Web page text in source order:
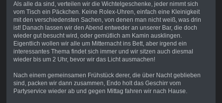
Als alle da sind, verteilen wir die Wichtelgeschenke, jeder nimmt sich
vom Tisch ein Päckchen. Keine Rolex-Uhren, einfach eine Kleinigkeit
mit den verschiedensten Sachen, von denen man nicht weiß, was drin
ist! Danach lassen wir den Abend entweder an unserer Bar, die doch
wieder gut besucht wird, oder gemütlich am Kamin ausklingen.
Eigentlich wollen wir alle um Mitternacht ins Bett, aber irgend ein
interessantes Thema findet sich immer und wir sitzen auch diesmal
wieder bis um 2 Uhr, bevor wir das Licht ausmachen!
Nach einem gemeinsamen Frühstück derer, die über Nacht geblieben
sind, packen wir dann zusammen, Endo holt das Geschirr vom
Partyservice wieder ab und gegen Mittag fahren wir nach Hause.